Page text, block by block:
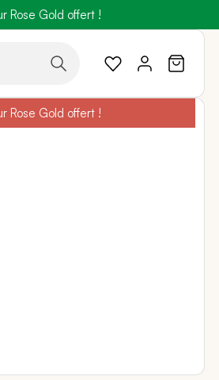
Rose Gold offert !
Rose Gold offert !